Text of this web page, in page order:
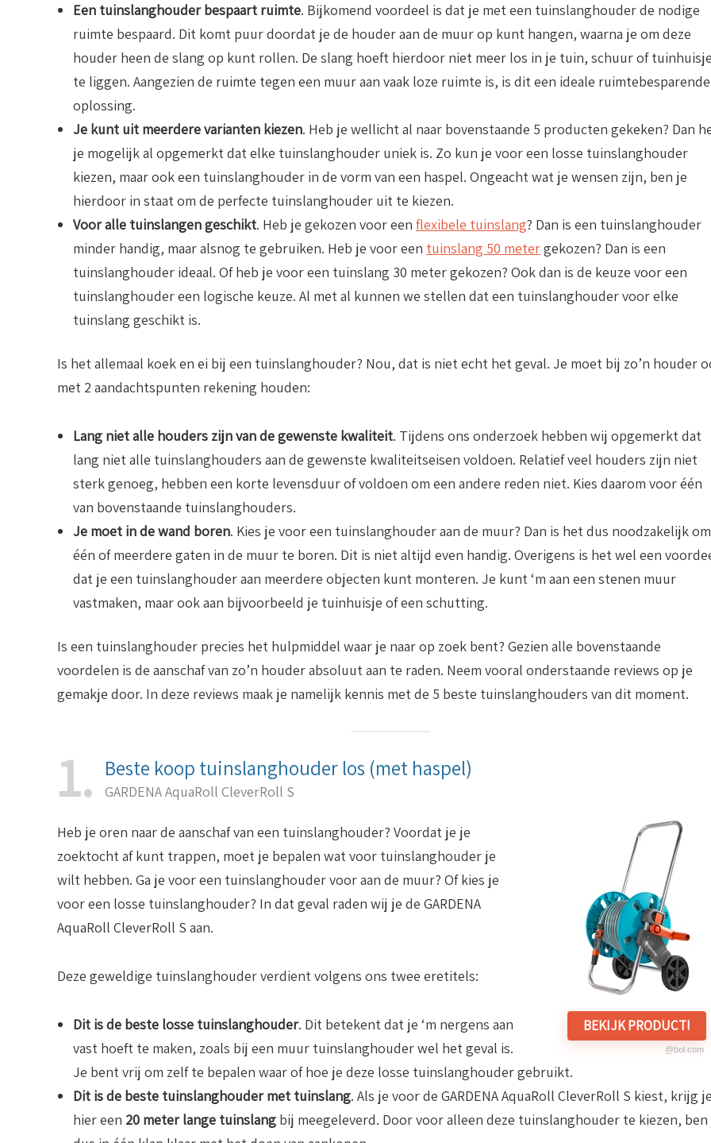
Een tuinslanghouder bespaart ruimte. Bijkomend voordeel is dat je met een tuinslanghouder de nodige
ruimte bespaard. Dit komt puur doordat je de houder aan de muur op kunt hangen, waarna je om deze
houder heen de slang op kunt rollen. De slang hoeft hierdoor niet meer los in je tuin, schuur of
te liggen. Aangezien de ruimte tegen een muur aan vaak loze ruimte is, is dit een ideale ruimtebesparende
oplossing.
Je kunt uit meerdere varianten kiezen. Heb je wellicht al naar bovenstaande 5 producten gekeken? Dan
je mogelijk al opgemerkt dat elke tuinslanghouder uniek is. Zo kun je voor een losse tuinslanghouder
kiezen, maar ook een tuinslanghouder in de vorm van een haspel. Ongeacht wat je wensen zijn, ben je
hierdoor in staat om de perfecte tuinslanghouder uit te kiezen.
Voor alle tuinslangen geschikt. Heb je gekozen voor een flexibele tuinslang? Dan is een tuinslanghouder
minder handig, maar alsnog te gebruiken. Heb je voor een tuinslang 50 metergekozen? Dan is een
tuinslanghouder ideaal. Of heb je voor een tuinslang 30 meter gekozen? Ook dan is de keuze voor een
tuinslanghouder een logische keuze. Al met al kunnen we stellen dat een tuinslanghouder voor elke
tuinslang geschikt is.
Is het allemaal koek en ei bij een tuinslanghouder? Nou, dat is niet echt het geval. Je moet bij zo’n houder
met 2 aandachtspunten rekening houden:
Lang niet alle houders zijn van de gewenste kwaliteit. Tijdens ons onderzoek hebben wij opgemerkt dat
lang niet alle tuinslanghouders aan de gewenste kwaliteitseisen voldoen. Relatief veel houders zijn niet
sterk genoeg, hebben een korte levensduur of voldoen om een andere reden niet. Kies daarom voor één
van bovenstaande tuinslanghouders.
Je moet in de wand boren. Kies je voor een tuinslanghouder aan de muur? Dan is het dus noodzakelijk om
één of meerdere gaten in de muur te boren. Dit is niet altijd even handig. Overigens is het wel een
dat je een tuinslanghouder aan meerdere objecten kunt monteren. Je kunt ‘m aan een stenen muur
vastmaken, maar ook aan bijvoorbeeld je tuinhuisje of een schutting.
Is een tuinslanghouder precies het hulpmiddel waar je naar op zoek bent? Gezien alle bovenstaande
voordelen is de aanschaf van zo’n houder absoluut aan te raden. Neem vooral onderstaande reviews op je
gemakje door. In deze reviews maak je namelijk kennis met de 5 beste tuinslanghouders van dit moment.
1 Beste koop tuinslanghouder los (met haspel)
GARDENA AquaRoll CleverRoll S
BEKIJK PRODUCT!
@bol.com
Heb je oren naar de aanschaf van een tuinslanghouder? Voordat je je
zoektocht af kunt trappen, moet je bepalen wat voor tuinslanghouder je
wilt hebben. Ga je voor een tuinslanghouder voor aan de muur? Of kies je
voor een losse tuinslanghouder? In dat geval raden wij je de GARDENA
AquaRoll CleverRoll S aan.
Deze geweldige tuinslanghouder verdient volgens ons twee eretitels:
Dit is de beste losse tuinslanghouder. Dit betekent dat je ‘m nergens aan
vast hoeft te maken, zoals bij een muur tuinslanghouder wel het geval is.
Je bent vrij om zelf te bepalen waar of hoe je deze losse tuinslanghouder gebruikt.
Dit is de beste tuinslanghouder met tuinslang. Als je voor de GARDENA AquaRoll CleverRoll S kiest, krijg
hier een 20 meter lange tuinslang bij meegeleverd. Door voor alleen deze tuinslanghouder te kiezen, ben